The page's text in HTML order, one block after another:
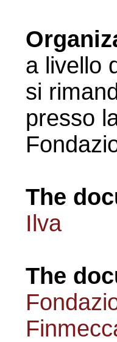
a livello
si
presso
The
Ilva
The